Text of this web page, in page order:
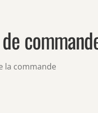
la commande